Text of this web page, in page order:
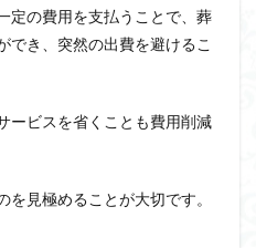
定の費用を支払うことで、葬
でき、突然の出費を避けるこ
ービスを省くことも費用削減
見極めることが大切です。